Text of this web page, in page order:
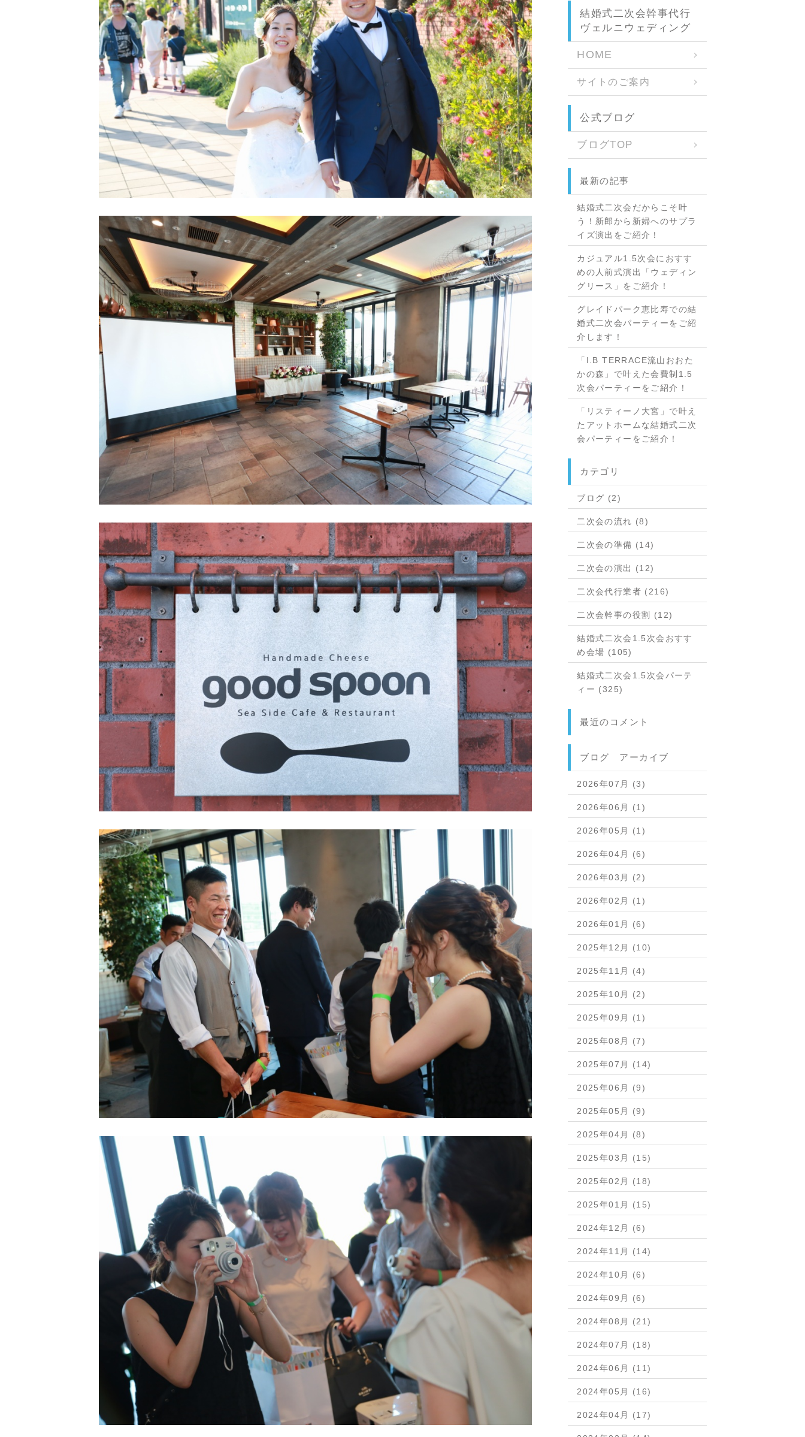
結婚式二次会幹事代行
ヴェルニウェディング
HOME
サイトのご案内
公式ブログ
ブログTOP
最新の記事
結婚式二次会だからこそ叶
う！新郎から新婦へのサプラ
イズ演出をご紹介！
カジュアル1.5次会におすす
めの人前式演出「ウェディン
グリース」をご紹介！
グレイドパーク恵比寿での結
婚式二次会パーティーをご紹
介します！
「I.B TERRACE流山おおた
かの森」で叶えた会費制1.5
次会パーティーをご紹介！
「リスティーノ大宮」で叶え
たアットホームな結婚式二次
会パーティーをご紹介！
カテゴリ
ブログ (2)
二次会の流れ (8)
二次会の準備 (14)
二次会の演出 (12)
二次会代行業者 (216)
二次会幹事の役割 (12)
結婚式二次会1.5次会おすす
め会場 (105)
結婚式二次会1.5次会パーテ
ィー (325)
最近のコメント
ブログ アーカイブ
2026年07月 (3)
2026年06月 (1)
2026年05月 (1)
2026年04月 (6)
2026年03月 (2)
2026年02月 (1)
2026年01月 (6)
2025年12月 (10)
2025年11月 (4)
2025年10月 (2)
2025年09月 (1)
2025年08月 (7)
2025年07月 (14)
2025年06月 (9)
2025年05月 (9)
2025年04月 (8)
2025年03月 (15)
2025年02月 (18)
2025年01月 (15)
2024年12月 (6)
2024年11月 (14)
2024年10月 (6)
2024年09月 (6)
2024年08月 (21)
2024年07月 (18)
2024年06月 (11)
2024年05月 (16)
2024年04月 (17)